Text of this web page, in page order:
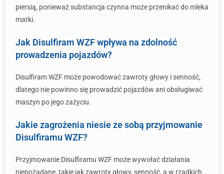
piersią, ponieważ substancja czynna może przenikać do mleka
matki.
Jak Disulfiram WZF wpływa na zdolność
prowadzenia pojazdów?
Disulfiram WZF może powodować zawroty głowy i senność,
dlatego nie powinno się prowadzić pojazdów ani obsługiwać
maszyn po jego zażyciu.
Jakie zagrożenia niesie ze sobą przyjmowanie
Disulfiramu WZF?
Przyjmowanie Disulfiramu WZF może wywołać działania
niepożądane, takie jak zawroty głowy, senność, a w rzadkich